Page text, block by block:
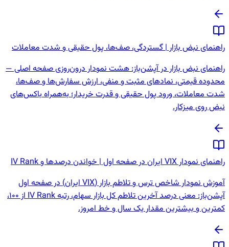
راهنمای نبض بازار | گستردگی، صف‌ها، پول حقیقی و شدت معاملات
راهنمای نبض بازار در آپشن‌باز: هشت نمودار درون‌روزی صفحه اصلی —
محدوده قیمتی، نمادهای مثبت و منفی، ارزش سفارش‌ها و صف‌ها،
شدت معاملات، ورود پول حقیقی و قدرت خریدار؛ به‌همراه باکس‌های
نبض روی میزکار.
راهنمای نمودار VIX ایران در صفحه اول | خواندن درصدها و IV Rank
آموزش نمودار شاخص ترس و تلاطم بازار (VIX ایران) در صفحه اول
آپشن‌باز: معنی درصد آخرین تلاطم کل بازار سهام، رتبه IV Rank از 100،
کمترین و بیشترین مقدار یک سال و خط امروز.